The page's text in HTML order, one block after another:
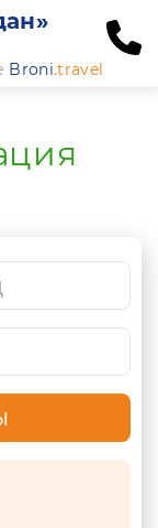
Broni.travel